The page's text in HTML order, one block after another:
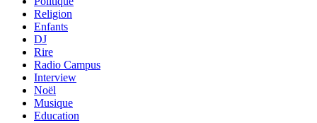
Religion
Enfants
DJ
Rire
Radio Campus
Interview
Noël
Musique
Education